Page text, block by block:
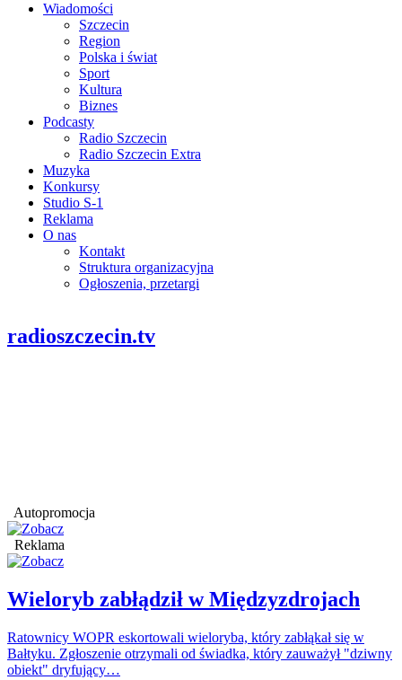
Wiadomości
Szczecin
Region
Polska i świat
Sport
Kultura
Biznes
Podcasty
Radio Szczecin
Radio Szczecin Extra
Muzyka
Konkursy
Studio S-1
Reklama
O nas
Kontakt
Struktura organizacyjna
Ogłoszenia, przetargi
radioszczecin.tv
Autopromocja
Reklama
Wieloryb zabłądził w Międzyzdrojach
Ratownicy WOPR eskortowali wieloryba, który zabłąkał się w
Bałtyku. Zgłoszenie otrzymali od świadka, który zauważył "dziwny
obiekt" dryfujący…